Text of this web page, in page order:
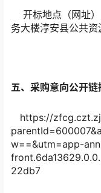
开标地点（网址）
务大楼淳安县公共
五、采购意向公开链
https://
w==&utm=app-
22db7